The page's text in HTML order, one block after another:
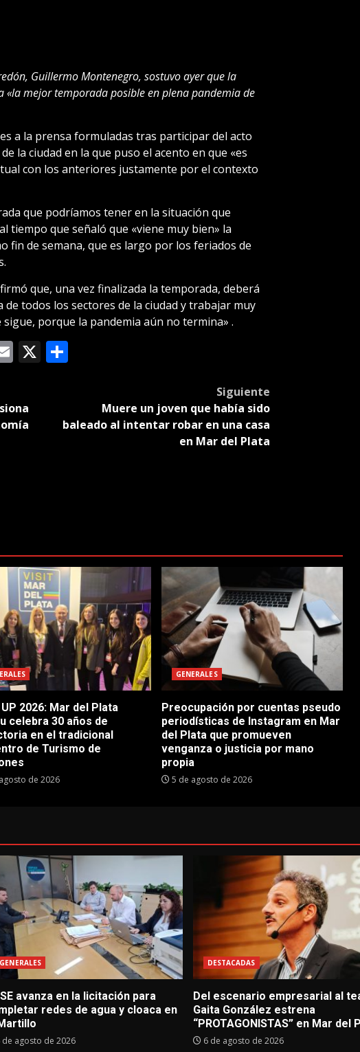
Guillermo Montenegro, sostuvo ayer que la
«la mejor temporada posible en plena pandemia de
a la prensa formuladas tras participar del acto
la ciudad en la que puso el acento en que «es
con los anteriores justamente por el contexto
que podríamos tener en la situación que
tiempo que señaló que «viene muy bien» la
fin de semana, que es largo por los feriados de
que, una vez finalizada la temporada, deberá
de todos los sectores de la ciudad y trabajar muy
porque la pandemia aún no termina» .
Email
X Compartir
Siguiente
Muere un joven que había sido
baleado al intentar robar en una casa
en Mar del Plata
UP 2026: Mar del Plata
celebra 30 años de
en el tradicional
de Turismo de
de 2026
GENERALES
Preocupación por cuentas pseudo
periodísticas de Instagram en Mar
del Plata que promueven
venganza o justicia por mano
propia
5 de agosto de 2026
GENERALES
avanza en la licitación para
redes de agua y cloaca en
de agosto de 2026
DESTACADAS
Del escenario empresarial al
Gaita González estrena
“PROTAGONISTAS” en Mar del
6 de agosto de 2026